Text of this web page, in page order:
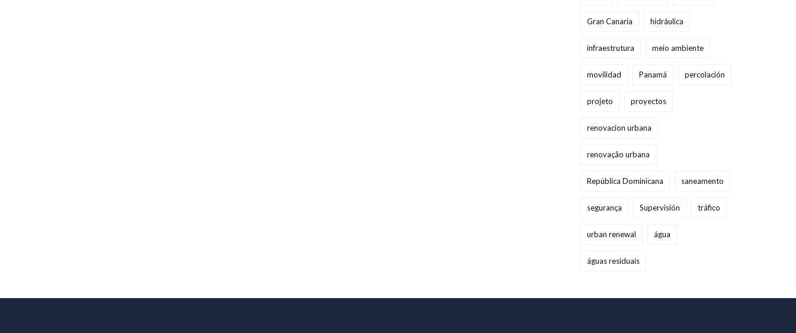
Gran Canaria hidráulica
infraestrutura meio ambiente
movilidad Panamá percolación
projeto proyectos
renovacion urbana
renovação urbana
República Dominicana saneamento
segurança Supervisión tráfico
urban renewal água
águas residuais